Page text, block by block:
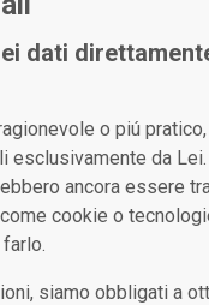
dati
o piú
esclusivamente da
ancora essere
cookie o
siamo obbligati a